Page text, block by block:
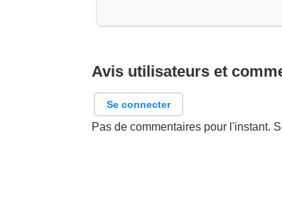
Avis utilisateurs et
Se connecter
Pas de commentaires pour l'instant.